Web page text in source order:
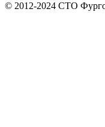
© 2012-2024 СТО